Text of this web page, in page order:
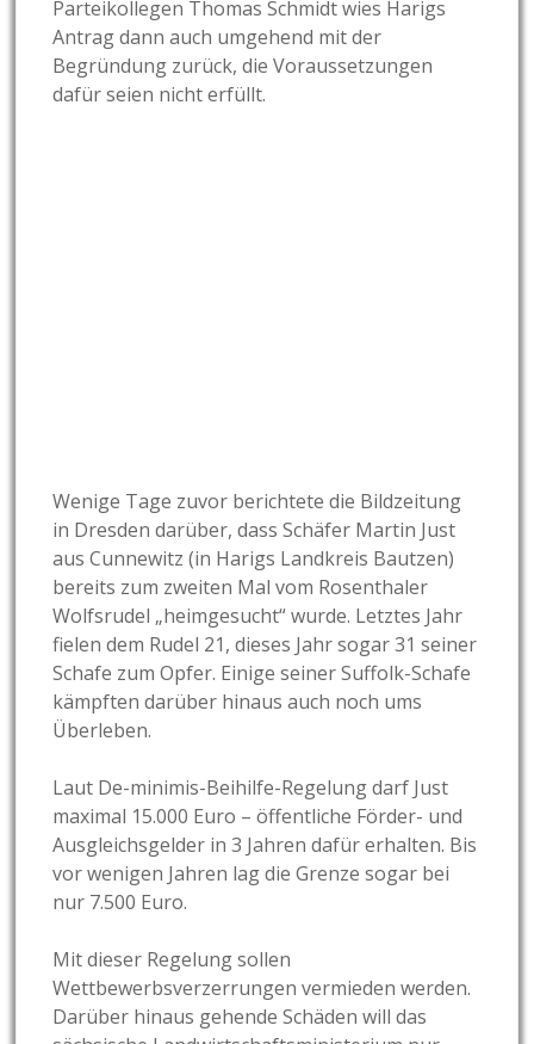
Parteikollegen Thomas Schmidt wies Harigs
Antrag dann auch umgehend mit der
Begründung zurück, die Voraussetzungen
dafür seien nicht erfüllt.
Wenige Tage zuvor berichtete die Bildzeitung
in Dresden darüber, dass Schäfer Martin Just
aus Cunnewitz (in Harigs Landkreis Bautzen)
bereits zum zweiten Mal vom Rosenthaler
Wolfsrudel „heimgesucht“ wurde. Letztes Jahr
fielen dem Rudel 21, dieses Jahr sogar 31 seiner
Schafe zum Opfer. Einige seiner Suffolk-Schafe
kämpften darüber hinaus auch noch ums
Überleben.
Laut De-minimis-Beihilfe-Regelung darf Just
maximal 15.000 Euro – öffentliche Förder- und
Ausgleichsgelder in 3 Jahren dafür erhalten. Bis
vor wenigen Jahren lag die Grenze sogar bei
nur 7.500 Euro.
Mit dieser Regelung sollen
Wettbewerbsverzerrungen vermieden werden.
Darüber hinaus gehende Schäden will das